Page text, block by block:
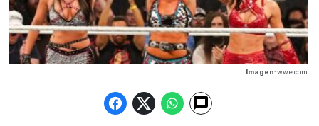
Imagen: wwe.com